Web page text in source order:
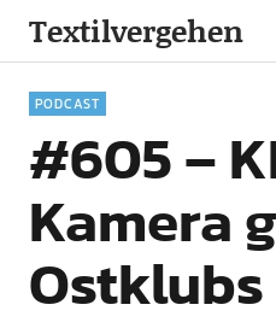
Textilvergehen
PODCAST
#605 –
Kamera
Ostklubs